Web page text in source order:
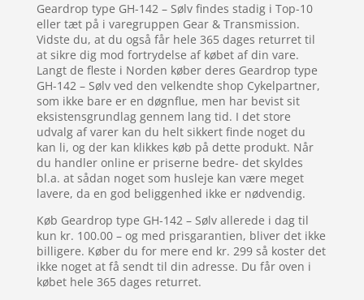
Geardrop type GH-142 – Sølv findes stadig i Top-10
eller tæt på i varegruppen Gear & Transmission.
Vidste du, at du også får hele 365 dages returret til
at sikre dig mod fortrydelse af købet af din vare.
Langt de fleste i Norden køber deres Geardrop type
GH-142 – Sølv ved den velkendte shop Cykelpartner,
som ikke bare er en døgnflue, men har bevist sit
eksistensgrundlag gennem lang tid. I det store
udvalg af varer kan du helt sikkert finde noget du
kan li, og der kan klikkes køb på dette produkt. Når
du handler online er priserne bedre- det skyldes
bl.a. at sådan noget som husleje kan være meget
lavere, da en god beliggenhed ikke er nødvendig.
Køb Geardrop type GH-142 – Sølv allerede i dag til
kun kr. 100.00 – og med prisgarantien, bliver det ikke
billigere. Køber du for mere end kr. 299 så koster det
ikke noget at få sendt til din adresse. Du får oven i
købet hele 365 dages returret.